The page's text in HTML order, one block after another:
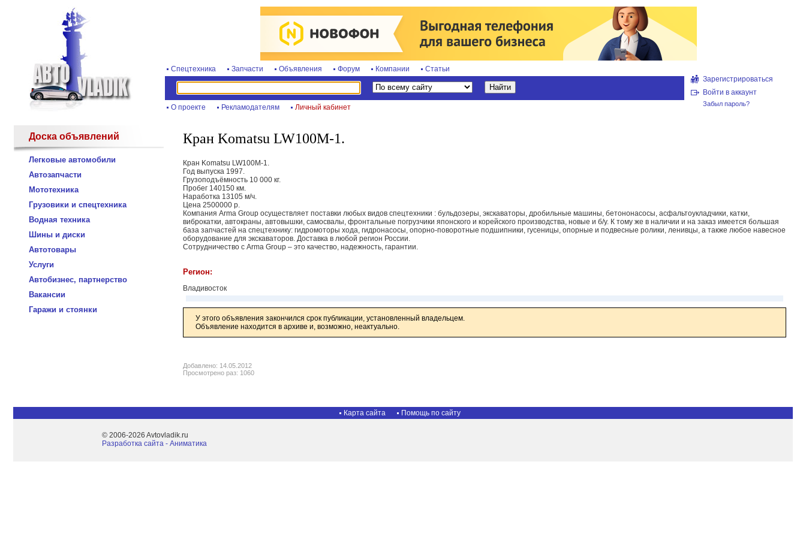
Спецтехника Запчасти Объявления Форум Компании Статьи
О проекте Рекламодателям Личный кабинет
Зарегистрироваться
Войти в аккаунт
Забыл пароль?
Доска объявлений
Легковые автомобили
Автозапчасти
Мототехника
Грузовики и спецтехника
Водная техника
Шины и диски
Автотовары
Услуги
Автобизнес, партнерство
Вакансии
Гаражи и стоянки
Кран Komatsu LW100M-1.
Кран Komatsu LW100M-1.
Год выпуска 1997.
Грузоподъёмность 10 000 кг.
Пробег 140150 км.
Наработка 13105 м/ч.
Цена 2500000 р.
Компания Arma Group осуществляет поставки любых видов спецтехники : бульдозеры, экскаваторы, дробильные машины, бетононасосы, асфальтоукладчики, катки,
виброкатки, автокраны, автовышки, самосвалы, фронтальные погрузчики японского и корейского производства, новые и б/у. К тому же в наличии и на заказ имеется большая
база запчастей на спецтехнику: гидромоторы хода, гидронасосы, опорно-поворотные подшипники, гусеницы, опорные и подвесные ролики, ленивцы, а также любое навесное
оборудование для экскаваторов. Доставка в любой регион России.
Сотрудничество с Arma Group – это качество, надежность, гарантии.
Регион:
Владивосток
У этого объявления закончился срок публикации, установленный владельцем.
Объявление находится в архиве и, возможно, неактуально.
Добавлено: 14.05.2012
Просмотрено раз: 1060
Карта сайта Помощь по сайту
© 2006-2026 Avtovladik.ru
Разработка сайта - Aниматика